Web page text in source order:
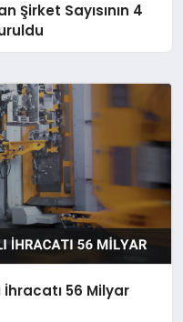
Şirket Sayısının 4
İhracatı 56 Milyar